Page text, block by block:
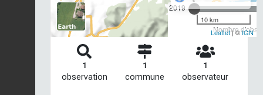
2019
Nombre
10 km
Leaflet| ©IGN
1
observation
1
commune
1
observateur